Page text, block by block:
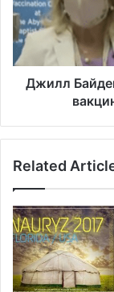
т
с
я
в
м
с
р
а
к
е
т
Б
а
й
д
к
р
Ф
а
у
ч
Джилл
Related